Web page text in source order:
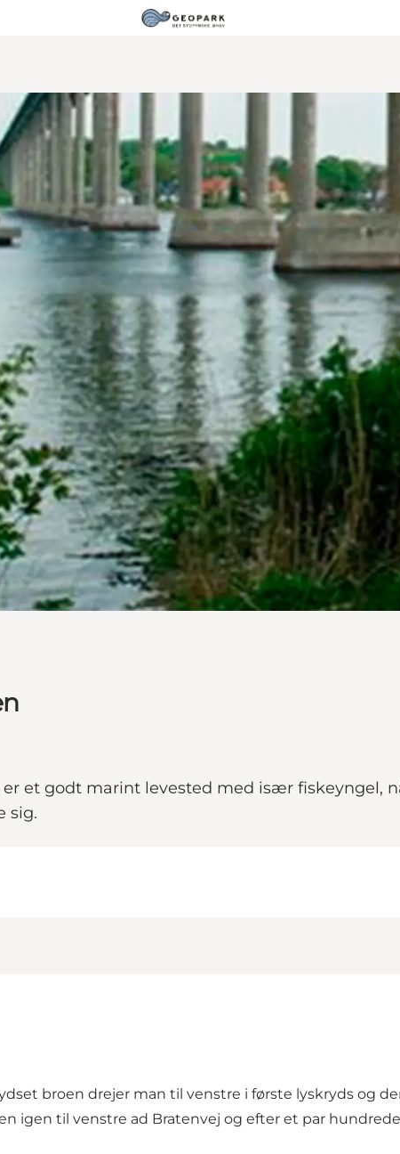
et godt marint levested med især fiskeyngel,
sig.
broen drejer man til venstre i første lyskryds og
igen til venstre ad Bratenvej og efter et par